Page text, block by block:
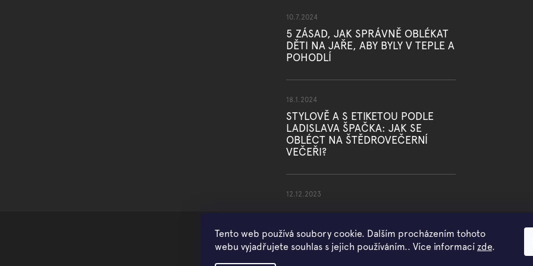
Tento web používá soubory cookie. Dalším procházením tohoto
webu vyjadřujete souhlas s jejich používáním.. Více informací zde.
10.7.2024
5 ZÁSAD, JAK SPRÁVNĚ OBLÉKAT
DĚTI NA JAŘE, ABY BYLY V TEPLE A
POHODLÍ
18.1.2024
STYLOVĚ A S ETIKETOU PODLE
LADISLAVA ŠPAČKA: JAK SE
OBLÉCT NA ŠTĚDROVEČERNÍ
VEČEŘI?
12.12.2023
Copyright 2026WOWMINI. Všechna práva vyhrazena.